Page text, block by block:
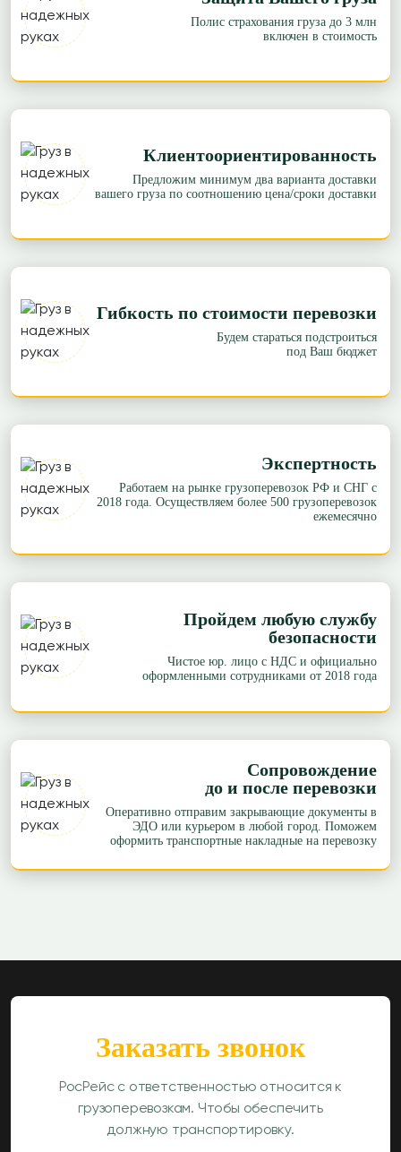
Полис страхования груза до 3 млн
включен в стоимость
Клиентоориентированность
Предложим минимум два варианта доставки
вашего груза по соотношению цена/сроки доставки
Гибкость по стоимости перевозки
Будем стараться подстроиться
под Ваш бюджет
Экспертность
Работаем на рынке грузоперевозок РФ и СНГ с
2018 года. Осуществляем более 500 грузоперевозок
ежемесячно
Пройдем любую службу
безопасности
Чистое юр. лицо с НДС и официально
оформленными сотрудниками от 2018 года
Сопровождение
до и после перевозки
Оперативно отправим закрывающие документы в
ЭДО или курьером в любой город. Поможем
оформить транспортные накладные на перевозку
Заказать звонок
РосРейс с ответственностью относится к
грузоперевозкам. Чтобы обеспечить
должную транспортировку.